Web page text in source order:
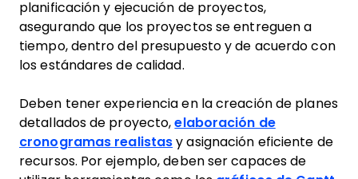
planificación y ejecución de proyectos,
asegurando que los proyectos se entreguen a
tiempo, dentro del presupuesto y de acuerdo con
los estándares de calidad.
Deben tener experiencia en la creación de planes
detallados de proyecto,elaboración de
cronogramas realistas y asignación eficiente de
recursos. Por ejemplo, deben ser capaces de